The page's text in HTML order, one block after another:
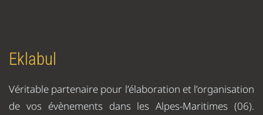
Eklabul
Véritable partenaire pour l’élaboration et l’organisation
de vos évènements dans les Alpes-Maritimes (06).